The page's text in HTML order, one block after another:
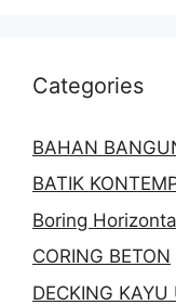
Categories
BAHAN
BATIK
Boring
CORING BETON
DECKING KAYU